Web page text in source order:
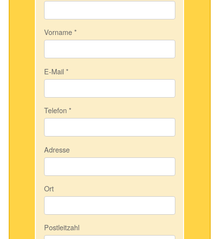
Vorname*
E-Mail*
Telefon *
Adresse
Ort
Postleitzahl